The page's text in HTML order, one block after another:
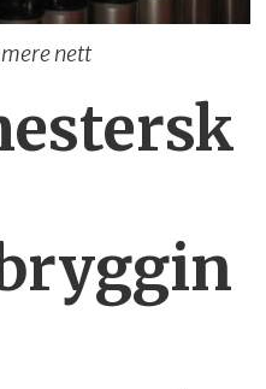
nett